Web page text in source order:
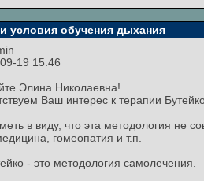
условия обучения дыхания
19 15:46
Элина Николаевна!
Ваш интерес к терапии
в виду, что эта методология не
гомеопатия и т.п.
- это методология самолечения.